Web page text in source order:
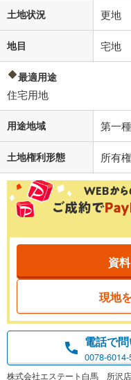
土地状況 更地
地目 宅地
最適用途
住宅用地
用途地域 第一
土地権利形態 所有
資
現地
電話で
0078-
株式会社エステート白馬 所沢店